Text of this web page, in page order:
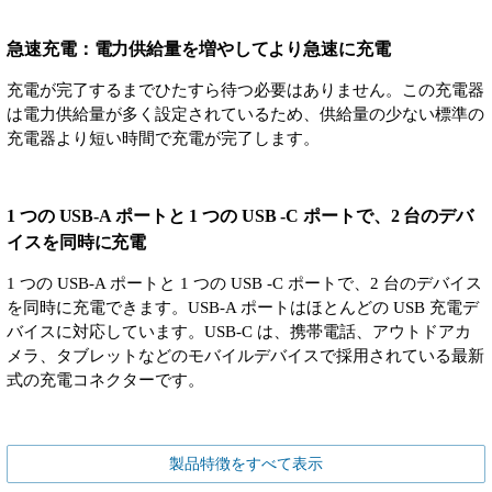
急速充電：電力供給量を増やしてより急速に充電
充電が完了するまでひたすら待つ必要はありません。この充電器
は電力供給量が多く設定されているため、供給量の少ない標準の
充電器より短い時間で充電が完了します。
1 つの USB-A ポートと 1 つの USB -C ポートで、2 台のデバ
イスを同時に充電
1 つの USB-A ポートと 1 つの USB -C ポートで、2 台のデバイス
を同時に充電できます。USB-A ポートはほとんどの USB 充電デ
バイスに対応しています。USB-C は、携帯電話、アウトドアカ
メラ、タブレットなどのモバイルデバイスで採用されている最新
式の充電コネクターです。
製品特徴をすべて表示